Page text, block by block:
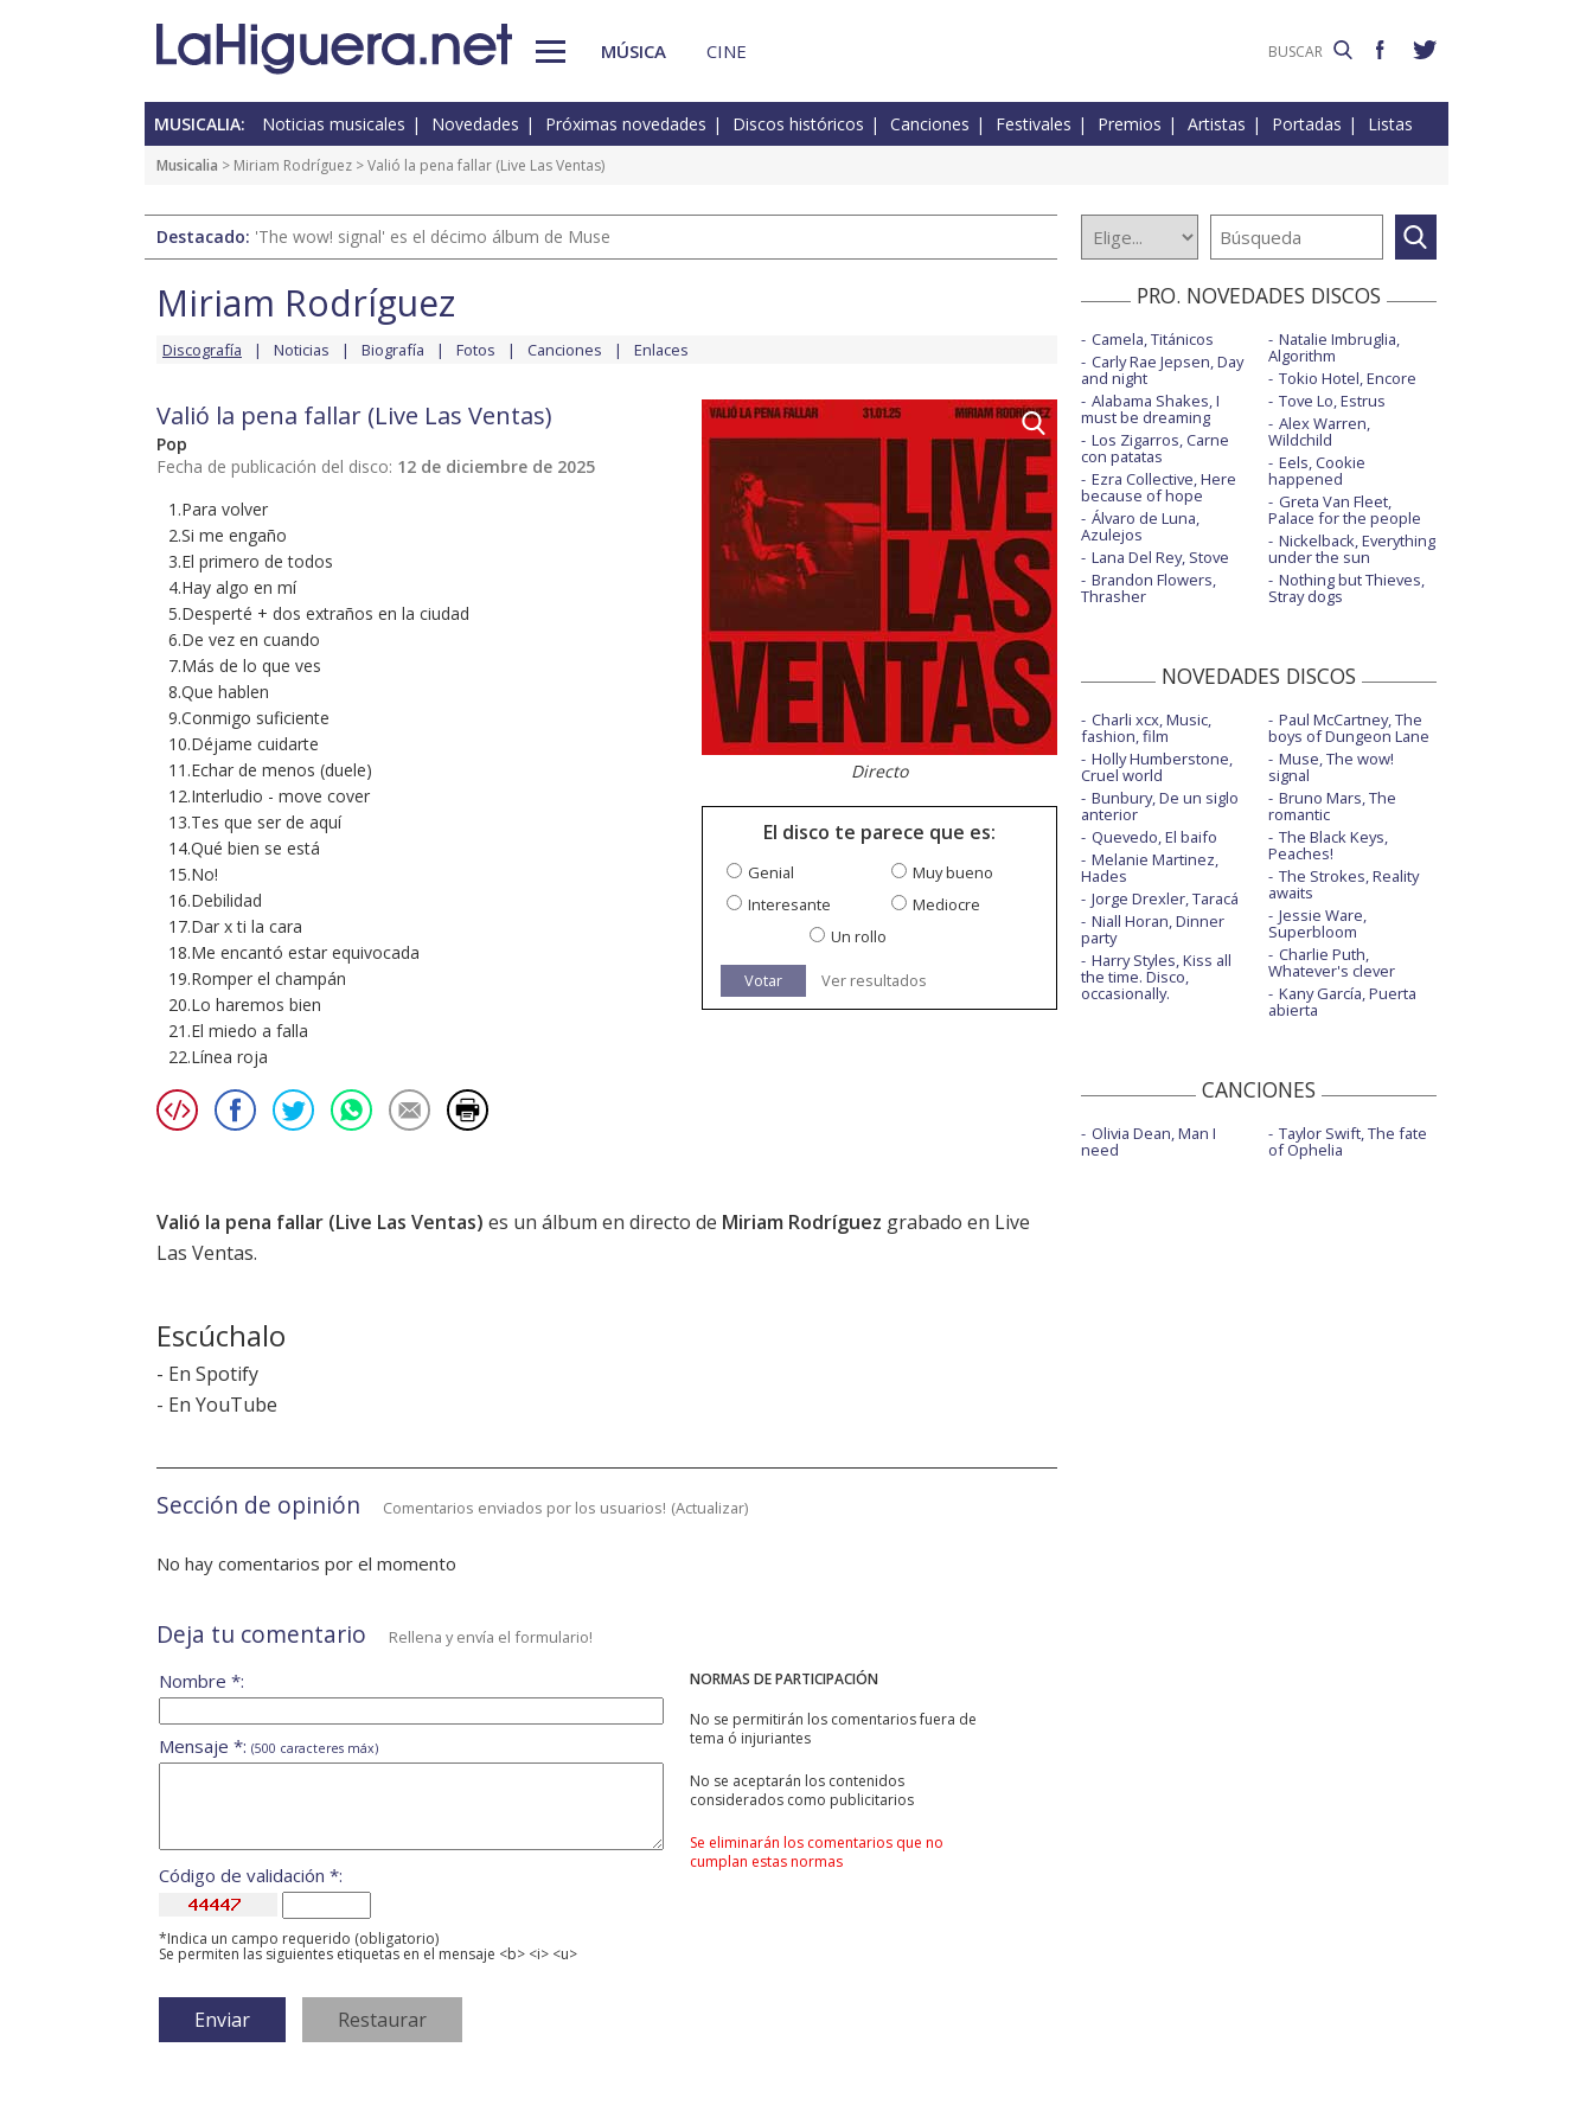
MÚSICA CINE
MUSICALIA: Noticias musicales Novedades Próximas novedades Discos históricos Canciones Festivales Premios Artistas Portadas Listas
Musicalia > Miriam Rodríguez > Valió la pena fallar (Live Las Ventas)
Destacado: 'The wow! signal' es el décimo álbum de Muse
Miriam Rodríguez
Discografía Noticias Biografía Fotos Canciones Enlaces
Valió la pena fallar (Live Las Ventas)
Pop
Fecha de publicación del disco: 12 de diciembre de 2025
1.Para volver
2.Si me engaño
3.El primero de todos
4.Hay algo en mí
5.Desperté + dos extraños en la ciudad
6.De vez en cuando
7.Más de lo que ves
8.Que hablen
9.Conmigo suficiente
10.Déjame cuidarte
11.Echar de menos (duele)
12.Interludio - move cover
13.Tes que ser de aquí
14.Qué bien se está
15.No!
16.Debilidad
17.Dar x ti la cara
18.Me encantó estar equivocada
19.Romper el champán
20.Lo haremos bien
21.El miedo a falla
22.Línea roja
Directo
El disco te parece que es:
Genial
Muy bueno
Interesante
Mediocre
Un rollo
Votar Ver resultados
Valió la pena fallar (Live Las Ventas) es un álbum en directo de Miriam Rodríguez grabado en Live
Las Ventas.
Escúchalo
- En Spotify
- En YouTube
Sección de opinión Comentarios enviados por los usuarios! (Actualizar)
No hay comentarios por el momento
Deja tu comentario Rellena y envía el formulario!
NORMAS DE PARTICIPACIÓN
No se permitirán los comentarios fuera de
tema ó injuriantes
No se aceptarán los contenidos
considerados como publicitarios
Se eliminarán los comentarios que no
cumplan estas normas
Nombre *:
Mensaje *: (500 caracteres máx)
Código de validación *:
*Indica un campo requerido (obligatorio)
Se permiten las siguientes etiquetas en el mensaje <b> <i> <u>
PRO. NOVEDADES DISCOS
Camela, Titánicos
Carly Rae Jepsen, Day
and night
Alabama Shakes, I
must be dreaming
Los Zigarros, Carne
con patatas
Ezra Collective, Here
because of hope
Álvaro de Luna,
Azulejos
Lana Del Rey, Stove
Brandon Flowers,
Thrasher
Natalie Imbruglia,
Algorithm
Tokio Hotel, Encore
Tove Lo, Estrus
Alex Warren,
Wildchild
Eels, Cookie
happened
Greta Van Fleet,
Palace for the people
Nickelback, Everything
under the sun
Nothing but Thieves,
Stray dogs
NOVEDADES DISCOS
Charli xcx, Music,
fashion, film
Holly Humberstone,
Cruel world
Bunbury, De un siglo
anterior
Quevedo, El baifo
Melanie Martinez,
Hades
Jorge Drexler, Taracá
Niall Horan, Dinner
party
Harry Styles, Kiss all
the time. Disco,
occasionally.
Paul McCartney, The
boys of Dungeon Lane
Muse, The wow!
signal
Bruno Mars, The
romantic
The Black Keys,
Peaches!
The Strokes, Reality
awaits
Jessie Ware,
Superbloom
Charlie Puth,
Whatever's clever
Kany García, Puerta
abierta
CANCIONES
Olivia Dean, Man I
need
Taylor Swift, The fate
of Ophelia